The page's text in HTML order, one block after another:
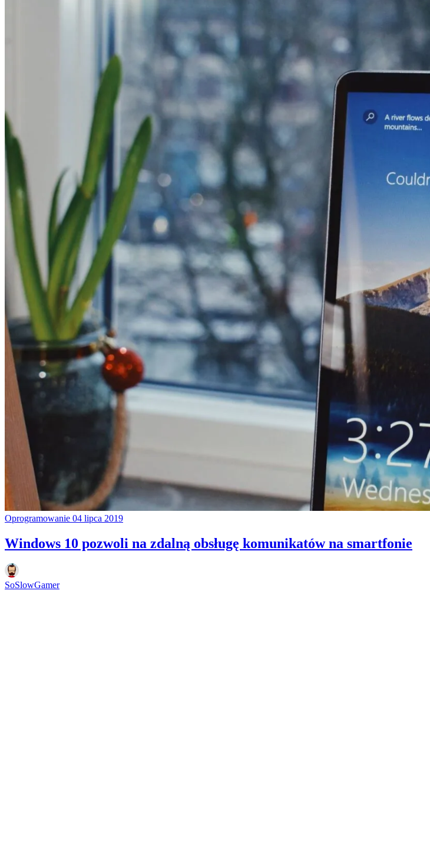
Oprogramowanie 04 lipca 2019
Windows 10 pozwoli na zdalną obsługę komunikatów na smartfonie
SoSlowGamer